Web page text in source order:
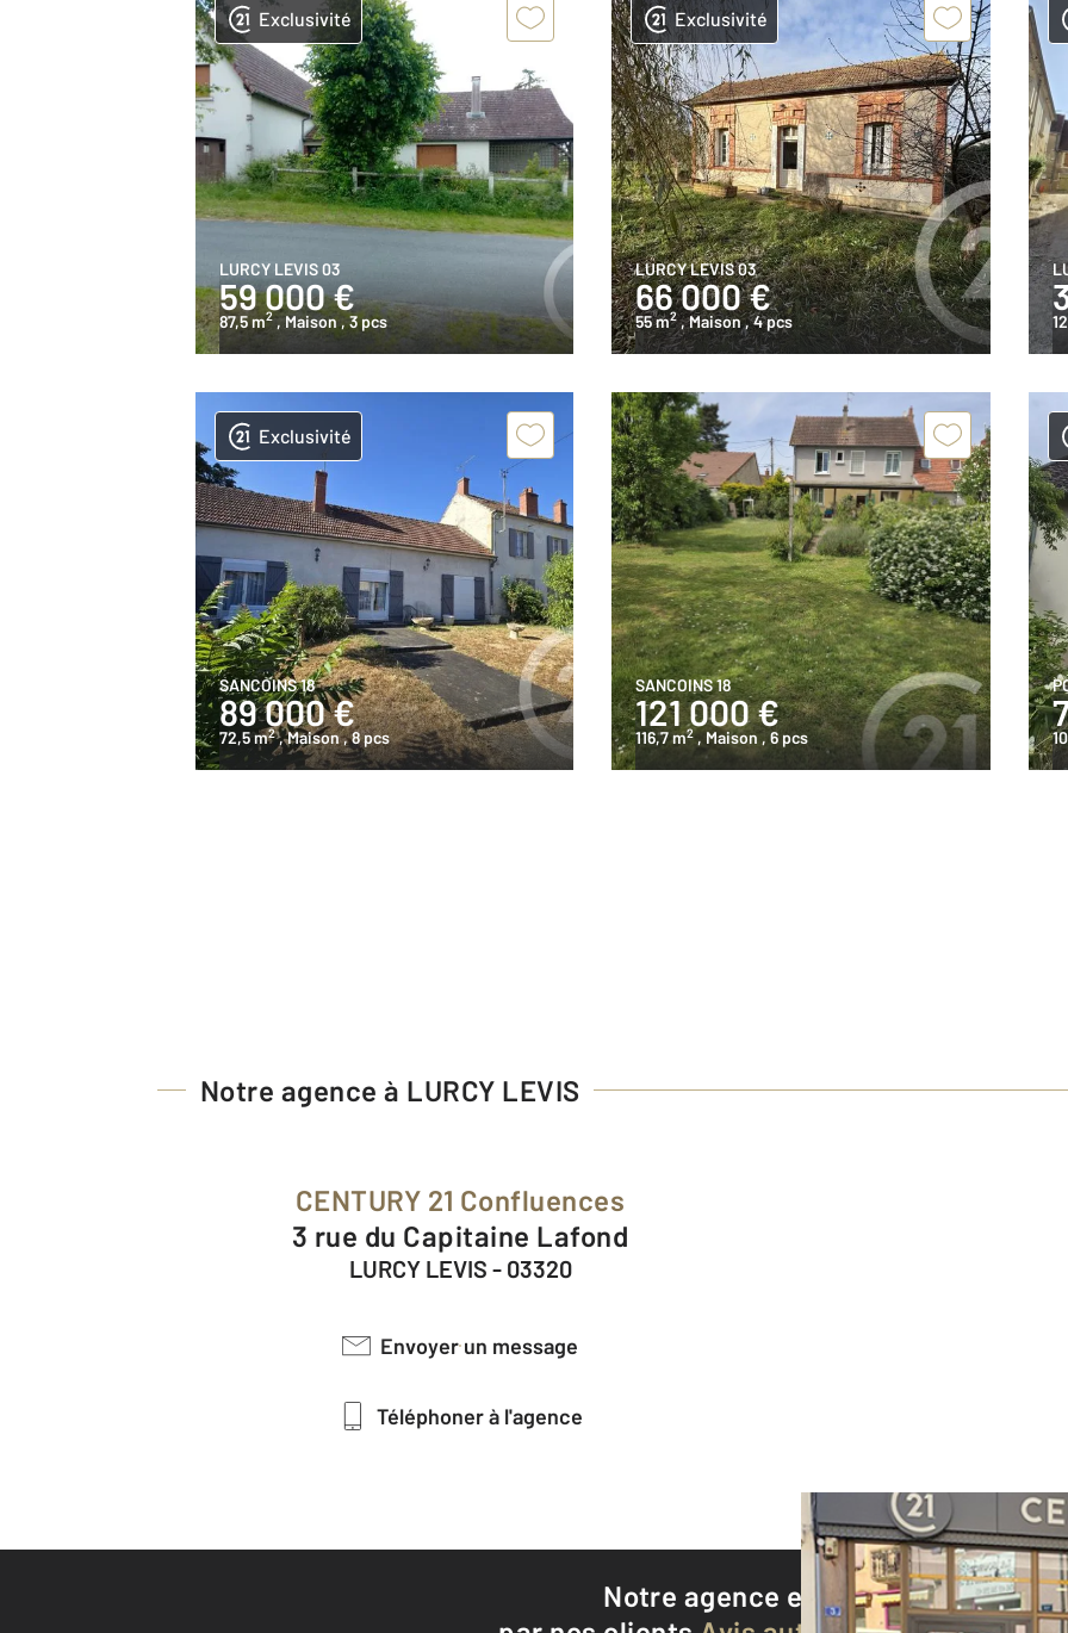
Exclusivité
LURCY LEVIS 03
59 000 €
87,5 m2 , Maison , 3 pcs
Exclusivité
LURCY LEVIS 03
66 000 €
55 m2 , Maison, 4 pcs
Exclusivité
SANCOINS 18
89 000 €
72,5 m2 , Maison, 8 pcs
SANCOINS 18
121 000 €
116,7 m2 , Maison , 6 pcs
Notre agence à LURCY LEVIS
CENTURY 21 Confluences
3 rue du Capitaine Lafond
LURCY LEVIS - 03320
Envoyer un message
Téléphoner à l'agence
Notre agence est notée8,9/10